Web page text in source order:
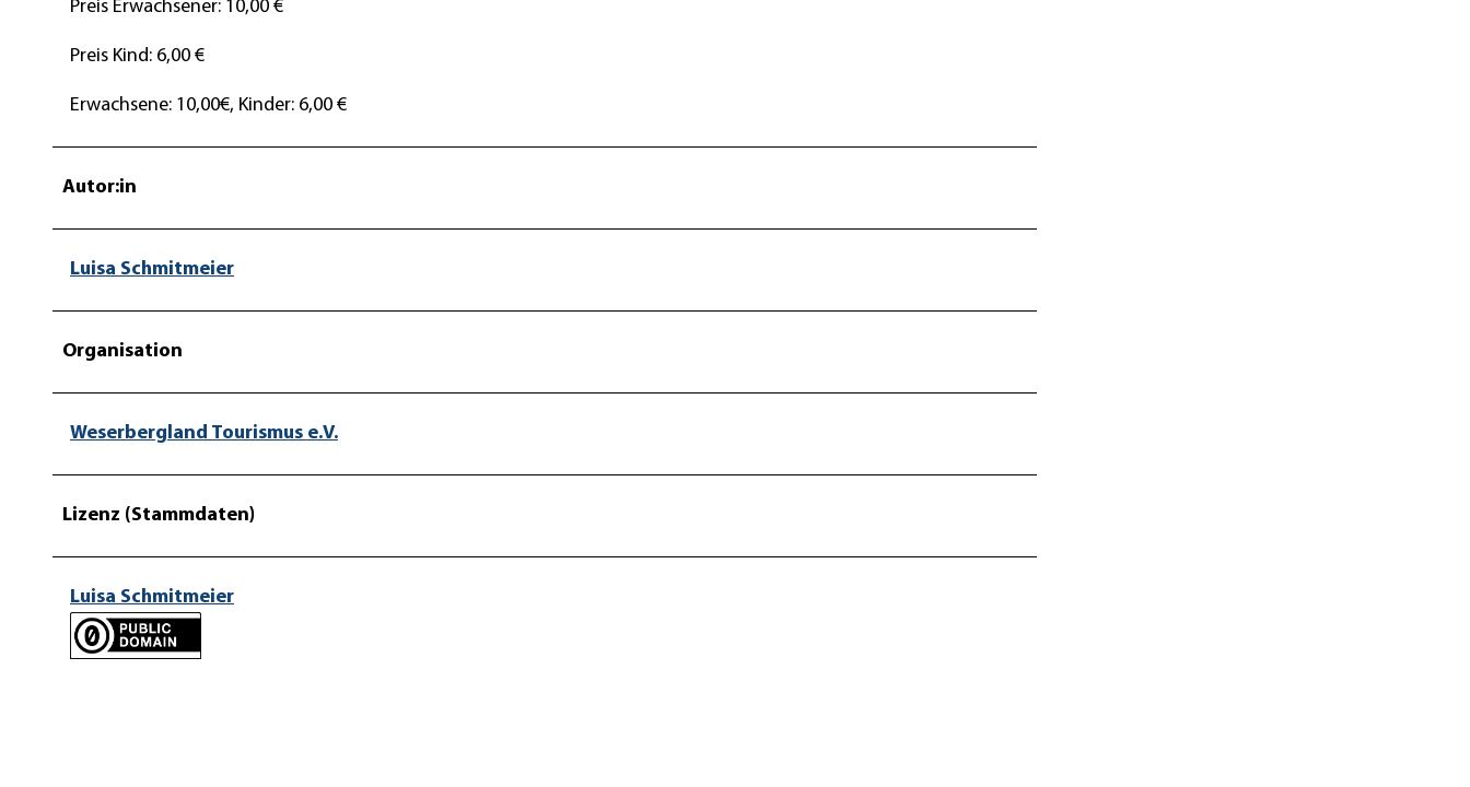
Preis Erwachsener: 10,00 €
Preis Kind: 6,00 €
Erwachsene: 10,00€, Kinder: 6,00 €
Autor:in
Luisa Schmitmeier
Organisation
Weserbergland Tourismus e.V.
Lizenz (Stammdaten)
Luisa Schmitmeier